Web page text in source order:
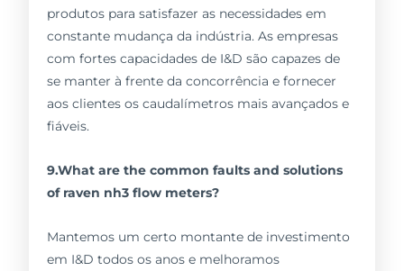
produtos para satisfazer as necessidades em
constante mudança da indústria. As empresas
com fortes capacidades de I&D são capazes de
se manter à frente da concorrência e fornecer
aos clientes os caudalímetros mais avançados e
fiáveis.
9.What are the common faults and solutions
of raven nh3 flow meters?
Mantemos um certo montante de investimento
em I&D todos os anos e melhoramos